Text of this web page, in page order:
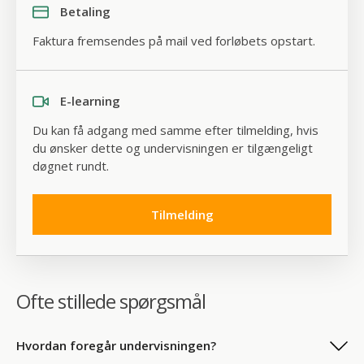
Building Excellence
Styrker
Dyder
Lykke og wellbeing (PERMA)
Positive emotioner
Engagement
Relationer
Bevidst nærvær – Grundlæggende
Appreciative Inquiry – positive relationer
Betaling
Faktura fremsendes på mail ved forløbets opstart.
E-learning
Du kan få adgang med samme efter tilmelding, hvis
du ønsker dette og undervisningen er tilgængeligt
døgnet rundt.
Tilmelding
Ofte stillede spørgsmål
Hvordan foregår undervisningen?